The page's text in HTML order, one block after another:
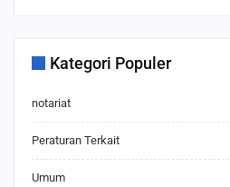
Kategori Populer
notariat
Peraturan Terkait
Umum